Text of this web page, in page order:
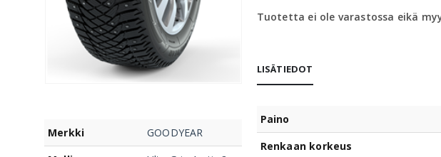
Merkki
GOODYEAR
Tuotetta ei ole varastossa eikä
LISÄTIEDOT
Paino
Renkaan korkeus